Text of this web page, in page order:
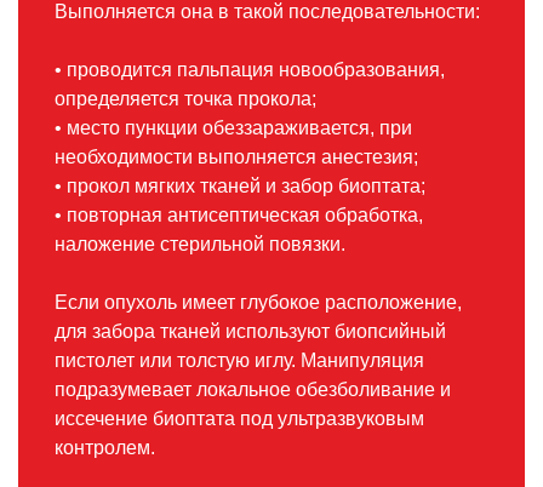
Выполняется она в такой последовательности:
• проводится пальпация новообразования,
определяется точка прокола;
• место пункции обеззараживается, при
необходимости выполняется анестезия;
• прокол мягких тканей и забор биоптата;
• повторная антисептическая обработка,
наложение стерильной повязки.
Если опухоль имеет глубокое расположение,
для забора тканей используют биопсийный
пистолет или толстую иглу. Манипуляция
подразумевает локальное обезболивание и
иссечение биоптата под ультразвуковым
контролем.